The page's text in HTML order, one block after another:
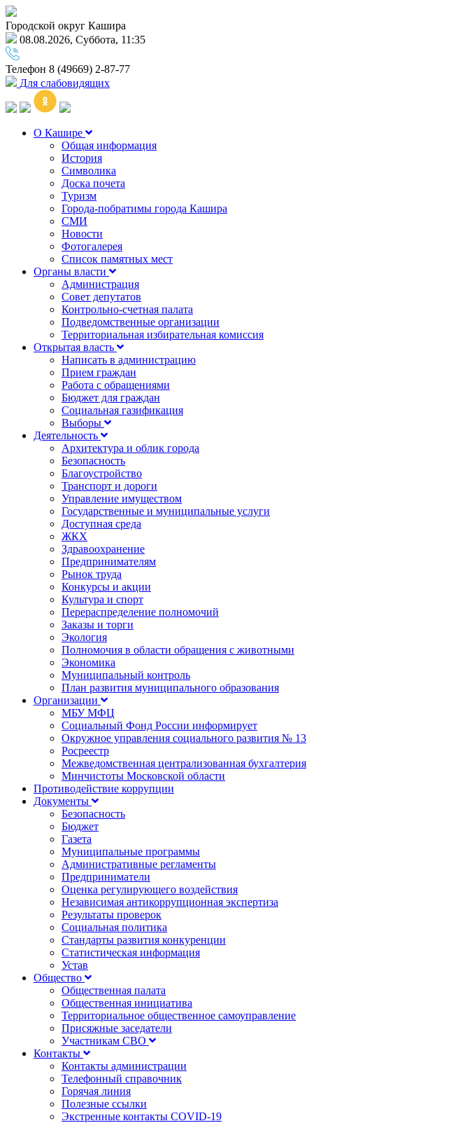
Городской округ Кашира
08.08.2026, Суббота, 11:35
Телефон 8 (49669) 2-87-77
Для слабовидящих
О Кашире
Общая информация
История
Символика
Доска почета
Туризм
Города-побратимы города Кашира
СМИ
Новости
Фотогалерея
Список памятных мест
Органы власти
Администрация
Совет депутатов
Контрольно-счетная палата
Подведомственные организации
Территориальная избирательная комиссия
Открытая власть
Написать в администрацию
Прием граждан
Работа с обращениями
Бюджет для граждан
Социальная газификация
Выборы
Деятельность
Архитектура и облик города
Безопасность
Благоустройство
Транспорт и дороги
Управление имуществом
Государственные и муниципальные услуги
Доступная среда
ЖКХ
Здравоохранение
Предпринимателям
Рынок труда
Конкурсы и акции
Культура и спорт
Перераспределение полномочий
Заказы и торги
Экология
Полномочия в области обращения с животными
Экономика
Муниципальный контроль
План развития муниципального образования
Организации
МБУ МФЦ
Социальный Фонд России информирует
Окружное управления социального развития № 13
Росреестр
Межведомственная централизованная бухгалтерия
Минчистоты Московской области
Противодействие коррупции
Документы
Безопасность
Бюджет
Газета
Муниципальные программы
Административные регламенты
Предприниматели
Оценка регулирующего воздействия
Независимая антикоррупционная экспертиза
Результаты проверок
Социальная политика
Стандарты развития конкуренции
Статистическая информация
Устав
Общество
Общественная палата
Общественная инициатива
Территориальное общественное самоуправление
Присяжные заседатели
Участникам СВО
Контакты
Контакты администрации
Телефонный справочник
Горячая линия
Полезные ссылки
Экстренные контакты COVID-19